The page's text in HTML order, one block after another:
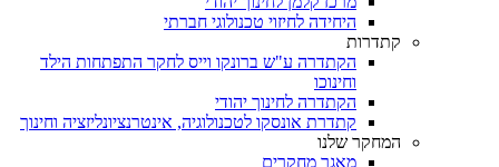
היחידה לחיזוי טכנולוגי חברתי
קתדרות
הקתדרה ע"ש ברונקו וייס לחקר התפתחות הילד
וחינוכו
הקתדרה לחינוך יהודי
קתדרת אונסקו לטכנולוגיה, אינטרנציונליזציה וחינוך
המחקר שלנו
מאגר מחקרים